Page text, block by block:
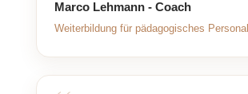
Marco Lehmann - Coach
Weiterbildung für pädagogisches Personal